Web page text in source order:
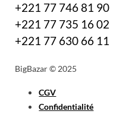
+221 77 746 81 90
+221 77 735 16 02
+221 77 630 66 11
BigBazar © 2025
CGV
Confidentialité